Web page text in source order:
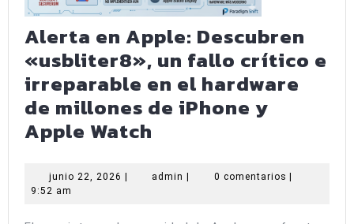
27
Alerta en Apple: Descubren
«usbliter8», un fallo crítico e
irreparable en el hardware
de millones de iPhone y
Apple Watch
Apple:
junio 22, 2026 junio
| admin admin
| 0 comentarios |
9:52 am